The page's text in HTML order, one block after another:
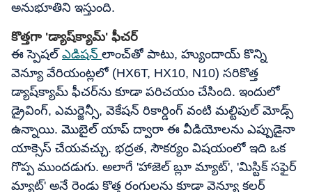
అనుభూతిని ఇస్తుంది.
కొత్తగా 'డ్యాష్‌క్యామ్' ఫీచర్
ఈ స్పెషల్ ఎడిషన్ లాంచ్‌తో పాటు, హ్యుందాయ్ కొన్ని
వెన్యూ వేరియంట్లలో (HX6T, HX10, N10) సరికొత్త
డ్యాష్‌క్యామ్ ఫీచర్‌ను కూడా పరిచయం చేసింది. ఇందులో
డ్రైవింగ్, ఎమర్జెన్సీ, వెకేషన్ రికార్డింగ్ వంటి మల్టిపుల్ మోడ్స్
ఉన్నాయి. మొబైల్ యాప్ ద్వారా ఈ వీడియోలను ఎప్పుడైనా
యాక్సెస్ చేయవచ్చు. భద్రత, సౌకర్యం విషయంలో ఇది ఒక
గొప్ప ముందడుగు. అలాగే 'హాజెల్ బ్లూ మ్యాట్', 'మిస్టిక్ సఫైర్
మ్యాట్' అనే రెండు కొత్త రంగులను కూడా వెన్యూ కలర్